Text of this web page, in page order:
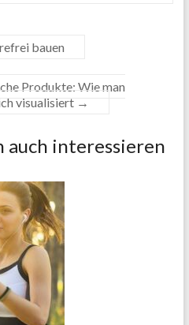
bauen
Produkte: Wie man
visualisiert →
auch interessieren